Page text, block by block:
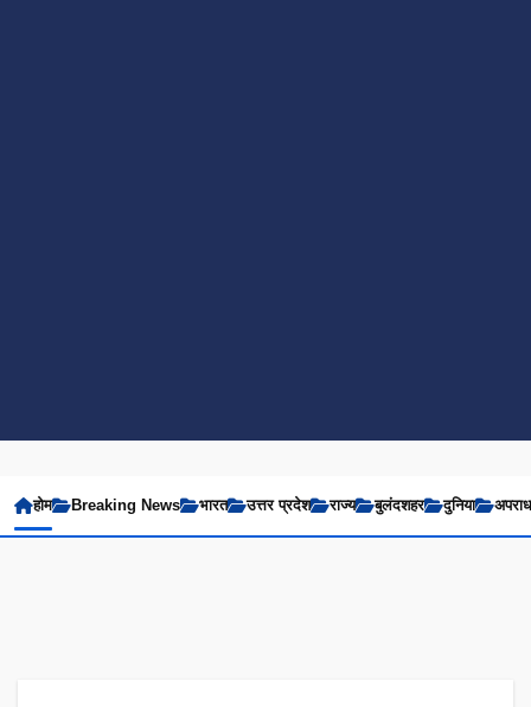
होम Breaking News भारत उत्तर प्रदेश राज्य बुलंदशहर दुनिया अपराध